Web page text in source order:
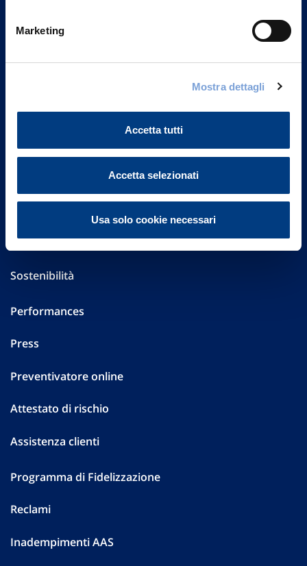
Marketing
Mostra dettagli
Accetta tutti
Accetta selezionati
Usa solo cookie necessari
Vittoria Assicurazioni S.p.A.
Part. IVA 01329510158
FAQ
Altre informazioni
Sostenibilità
Performances
Press
Preventivatore online
Attestato di rischio
Assistenza clienti
Programma di Fidelizzazione
Reclami
Inadempimenti AAS